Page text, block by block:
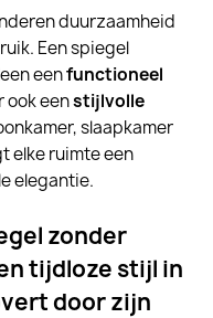
duurzaamheid
Een spiegel
eenfunctioneel
ook eenstijlvolle
slaapkamer
elke ruimte een
elegantie.
zonder
tijdloze stijl in
door zijn